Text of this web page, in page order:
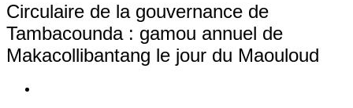
Circulaire de la gouvernance de
Tambacounda : gamou annuel de
Makacollibantang le jour du Maouloud